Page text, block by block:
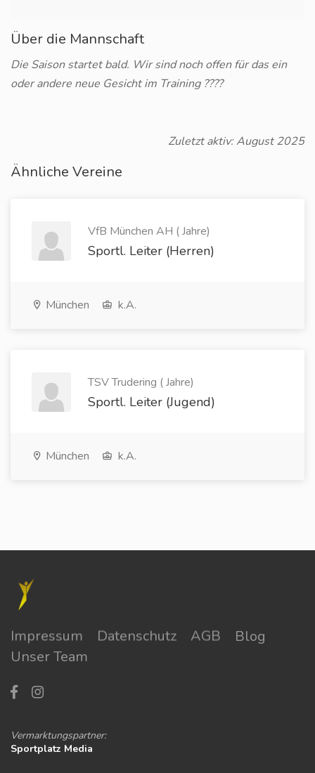
Über die Mannschaft
Die Saison startet bald. Wir sind noch offen für das ein
oder andere neue Gesicht im Training ????
Zuletzt aktiv: August 2025
Ähnliche Vereine
VfB München AH ( Jahre)
Sportl. Leiter (Herren)
München k.A.
TSV Trudering ( Jahre)
Sportl. Leiter (Jugend)
München k.A.
Impressum Datenschutz AGB
Blog
Unser Team
Vermarktungspartner:
Sportplatz Media